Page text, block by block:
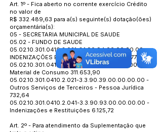
Art. 1º - Fica aberto no corrente exercício Crédito
no valor de
R$ 332.489,63 para a(s) seguinte(s) dotação(ões)
orçamentária(s):
05 - SECRETARIA MUNICIPAL DE SAUDE
05.02 - FUNDO DE SAUDE
05.02.10.301.0410.2.021-3.1.90.94.00.00.00.00 -
INDENIZAÇÕES E RESTITUIÇÕES TRAB 13.977,37
05.02.10.301.0410.2.043-3.3.90.30.00.00.00.00 -
Material de Consumo 311.653,90
05.02.10.301.0410.2.021-3.3.90.39.00.00.00.00 -
Outros Serviços de Terceiros - Pessoa Jurídica
732,64
05.02.10.301.0410.2.041-3.3.90.93.00.00.00.00 -
Indenizações e Restituições 6.125,72
Art. 2º - Para atendimento da Suplementação que